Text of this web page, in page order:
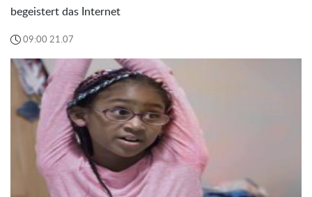
begeistert das Internet
09:00 21.07